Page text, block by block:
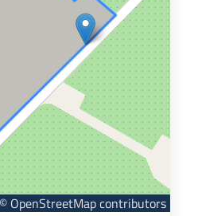
© OpenStreetMapcontributors